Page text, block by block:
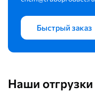
Быстрый заказ
Наши отгрузки